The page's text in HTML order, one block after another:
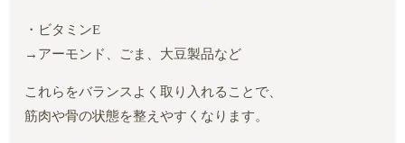
・ビタミンE
→アーモンド、ごま、大豆製品など
これらをバランスよく取り入れることで、
筋肉や骨の状態を整えやすくなります。